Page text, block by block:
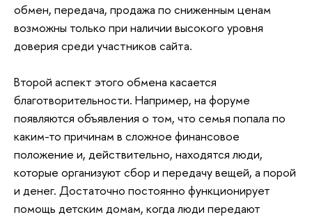
обмен, передача, продажа по сниженным ценам
возможны только при наличии высокого уровня
доверия среди участников сайта.
Второй аспект этого обмена касается
благотворительности. Например, на форуме
появляются объявления о том, что семья попала по
каким-то причинам в сложное финансовое
положение и, действительно, находятся люди,
которые организуют сбор и передачу вещей, а порой
и денег. Достаточно постоянно функционирует
помощь детским домам, когда люди передают